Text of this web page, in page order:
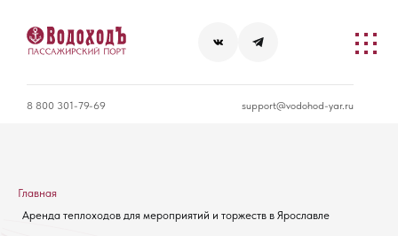
8 800 301-79-69 support@vodohod-yar.ru
Главная
Аренда теплоходов для мероприятий и торжеств в Ярославле